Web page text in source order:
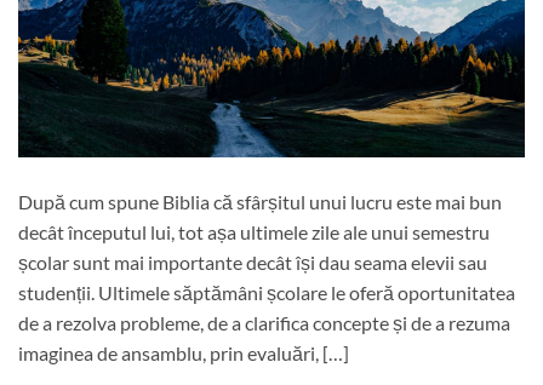
După cum spune Biblia că sfârșitul unui lucru este mai bun
decât începutul lui, tot așa ultimele zile ale unui semestru
școlar sunt mai importante decât își dau seama elevii sau
studenții. Ultimele săptămâni școlare le oferă oportunitatea
de a rezolva probleme, de a clarifica concepte și de a rezuma
imaginea de ansamblu, prin evaluări, […]